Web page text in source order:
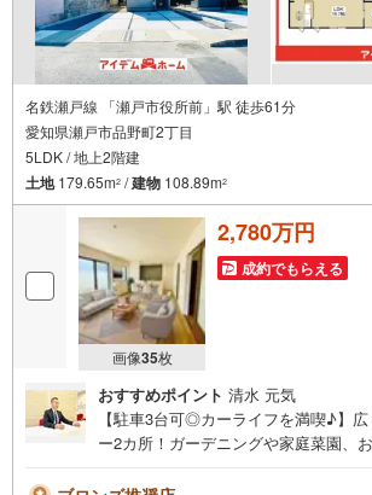
名鉄瀬戸線 「瀬戸市役所前」駅 徒歩61分
愛知県瀬戸市品野町2丁目
5LDK / 地上2階建
土地179.65m2 /建物 108.89m2
画像35枚
2,780万円
成約でもらえる
おすすめポイント 清水 元気
【駐車3台可◎カーライフを満喫♪】
ー2カ所！ガーデニングや家庭菜園、